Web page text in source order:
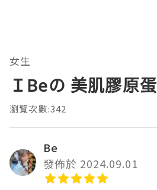
女生
ＩBeの 美肌膠原
瀏覽次數:342
Be
發佈於 2024.09.01